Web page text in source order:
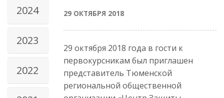
2024
2023
2022
29 ОКТЯБРЯ 2018
29 октября 2018 года в гости к
первокурсникам был приглашен
представитель Тюменской
региональной общественной